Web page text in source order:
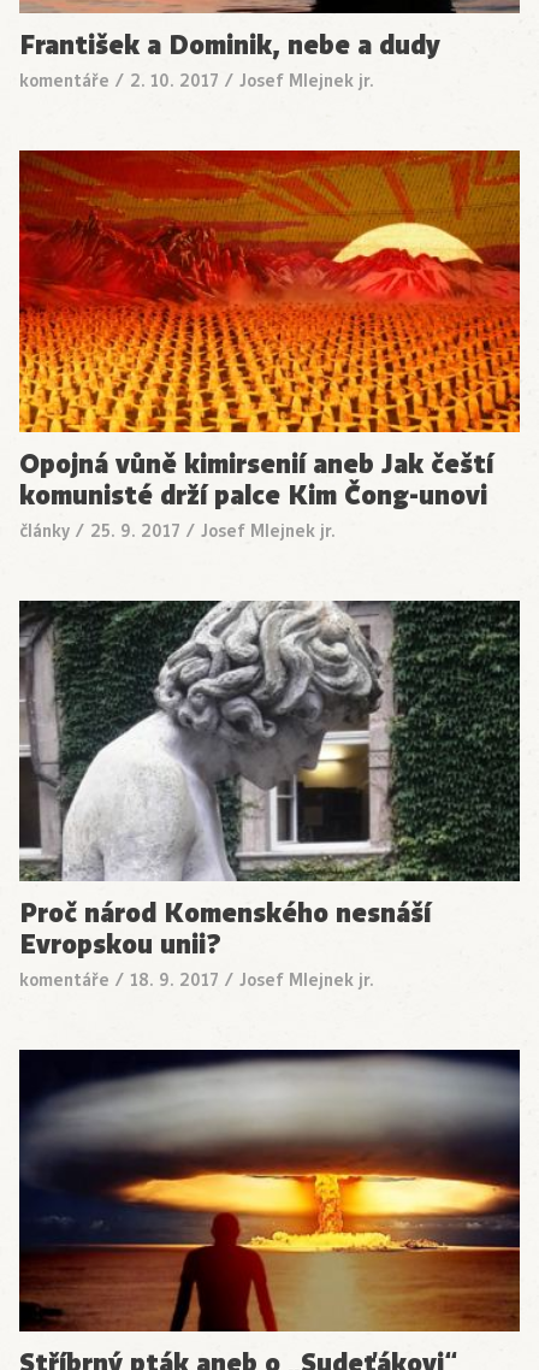
František a Dominik, nebe a dudy
komentáře / 2. 10. 2017 / Josef Mlejnek jr.
Opojná vůně kimirsenií aneb Jak čeští
komunisté drží palce Kim Čong-unovi
články / 25. 9. 2017 / Josef Mlejnek jr.
Proč národ Komenského nesnáší
Evropskou unii?
komentáře / 18. 9. 2017 / Josef Mlejnek jr.